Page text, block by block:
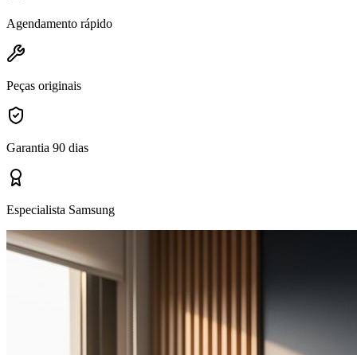
Agendamento rápido
Peças originais
Garantia 90 dias
Especialista Samsung